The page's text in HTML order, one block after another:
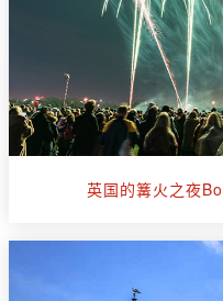
英国的篝火之夜